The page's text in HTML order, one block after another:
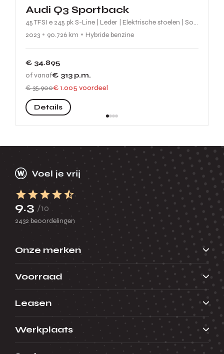
Audi Q3 Sportback
45 TFSI e 245 pk S-Line | Leder | Elektrische stoelen | Sonos | Adaptive Cruise | Elektrische achterklep | Stoelverwarming
2023
90.726 km Hybride benzine
€ 34.895
of vanaf€ 313 p.m.
€ 35.900€ 1.005 voordeel
Details
9.3 /10
2432 beoordelingen
Onze merken
Voorraad
Leasen
Werkplaats